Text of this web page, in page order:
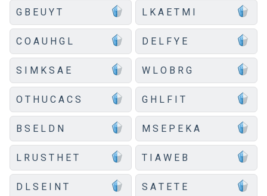
G B E U Y T L K A E T M I
C O A U H G L D E L F Y E
S I M K S A E W L O B R G
O T H U C A C S G H L F I T
B S E L D N M S E P E K A
L R U S T H E T T I A W E B
D L S E I N T S A T E T E